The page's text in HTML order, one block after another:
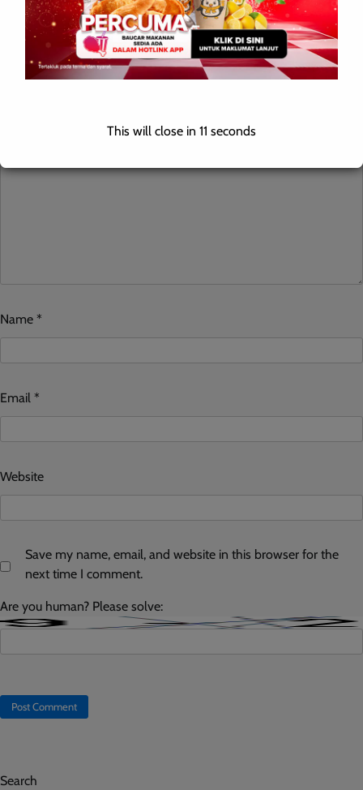
Leave a Reply
Your email address will not be published. Required fields are
marked*
Name *
Email *
Website
Save my name, email, and website in this browser for the
next time I comment.
Are you human? Please solve:
Search
This will close in 10 seconds